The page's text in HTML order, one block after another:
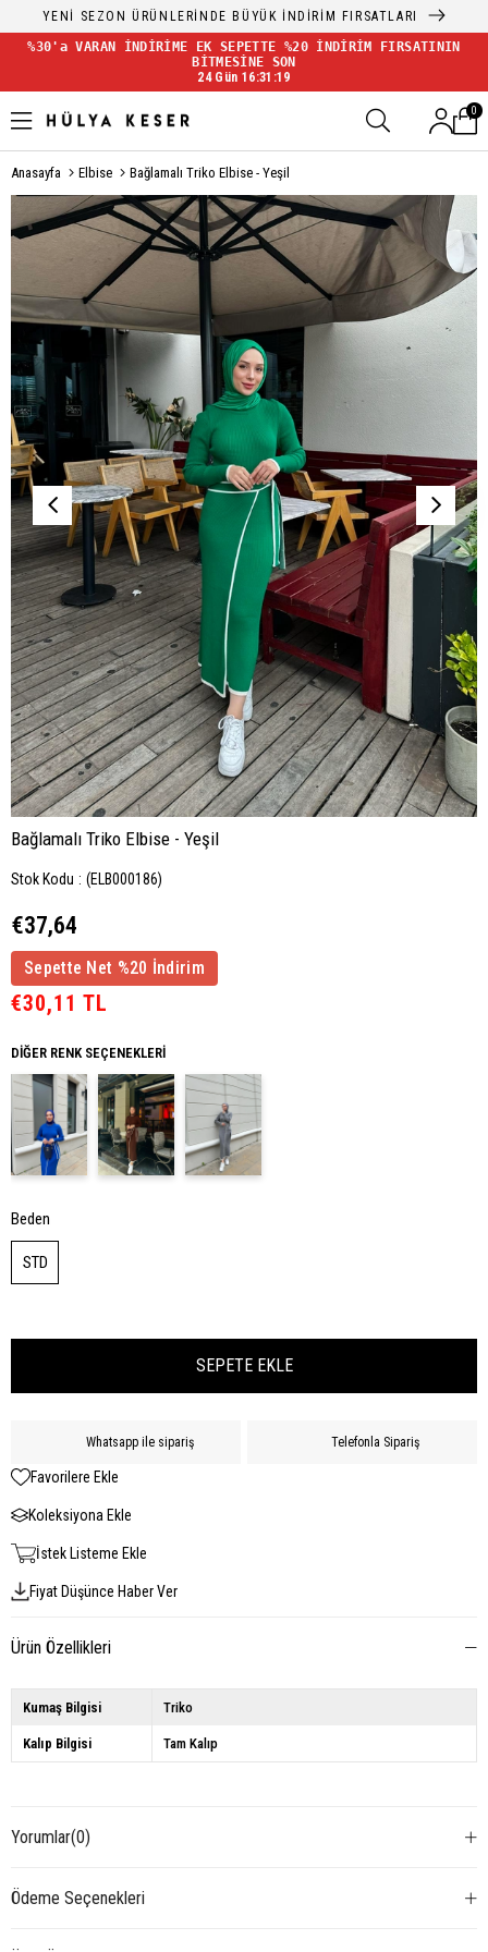
YENİ SEZON ÜRÜNLERİNDE BÜYÜK İNDİRİM FIRSATLARI
%30'a VARAN İNDİRİME EK SEPETTE %20 İNDİRİM FIRSATININ
BİTMESİNE SON
24 Gün 16:31:18
0
Anasayfa Elbise Bağlamalı Triko Elbise - Yeşil
Bağlamalı Triko Elbise - Yeşil
Stok Kodu (ELB000186)
€37,64
Sepette Net %20 İndirim
€30,11 TL
DIĞER RENK SEÇENEKLERI
Beden
STD
Whatsapp ile sipariş Telefonla Sipariş
Favorilere Ekle
Koleksiyona Ekle
İstek Listeme Ekle
Fiyat Düşünce Haber Ver
Ürün Özellikleri
Kumaş Bilgisi Triko
Kalıp Bilgisi Tam Kalıp
Yorumlar(0)
Ödeme Seçenekleri